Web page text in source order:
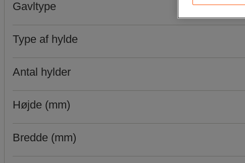
Gavltype
Type af hylde
Antal hylder
Højde (mm)
Bredde (mm)